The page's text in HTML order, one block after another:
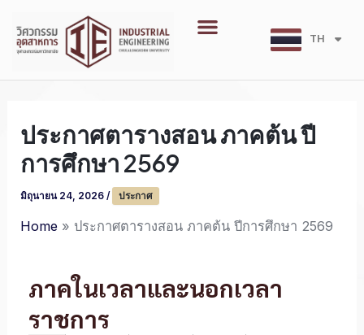
content
Menu
TH
EN
ประกาศตารางสอน ภาคต้น ปี
การศึกษา 2569
มิถุนายน 24, 2026/ ประกาศ
Home ประกาศตารางสอน ภาคต้น ปีการศึกษา 2569
ภาคในเวลาและนอกเวลา
ราชการ